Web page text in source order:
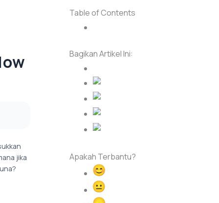
jika
Table of Contents
Bagikan Artikel Ini:
Apakah Terbantu?